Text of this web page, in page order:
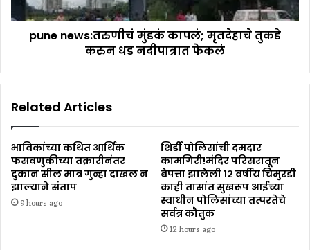
pune news:तरुणीचं मुंडकं कापलं; मृतदेहाचे तुकडे
करुन धड नदीपात्रात फेकलं
Related Articles
भाविकांच्या कथित आर्थिक
फसवणुकीच्या तक्रारीनंतर
दुकान सील मात्र गुन्हा दाखल न
झाल्याने संताप
9 hours ago
शिर्डी पोलिसांची दमदार
कामगिरी!मंदिर परिसरातून
बेपत्ता झालेली १२ वर्षीय चिमुरडी
काही तासांत सुखरूप आईच्या
स्वाधीन पोलिसांच्या तत्परतेचे
सर्वत्र कौतुक
12 hours ago